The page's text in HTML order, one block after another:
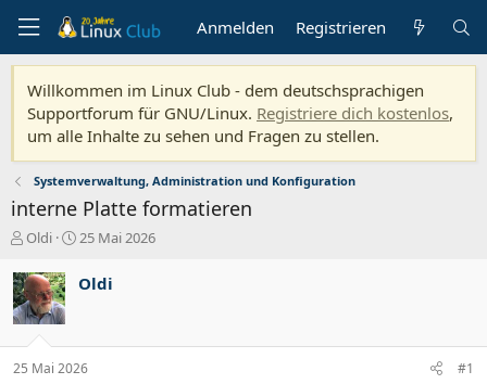
Anmelden Registrieren
Willkommen im Linux Club - dem deutschsprachigen
Supportforum für GNU/Linux. Registriere dich kostenlos,
um alle Inhalte zu sehen und Fragen zu stellen.
Systemverwaltung, Administration und Konfiguration
interne Platte formatieren
E
s
t
e
l
e
Oldi
E
s
t
l
t
25 Mai 2026
Oldi
25 Mai 2026 #1